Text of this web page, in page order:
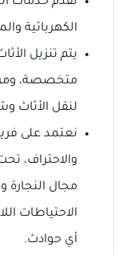
الكهربائية
يتم تنزيل
متخصصة،
لنقل الأثاث
نعتمد على
والاحتراف،
مجال النجارة
الاحتياطات
أي حوادث.